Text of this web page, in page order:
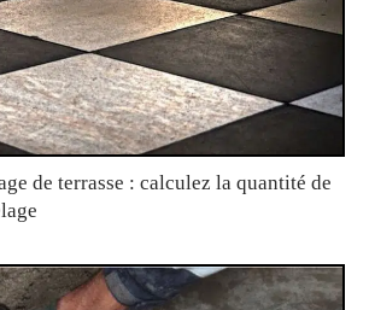
de terrasse : calculez la quantité de